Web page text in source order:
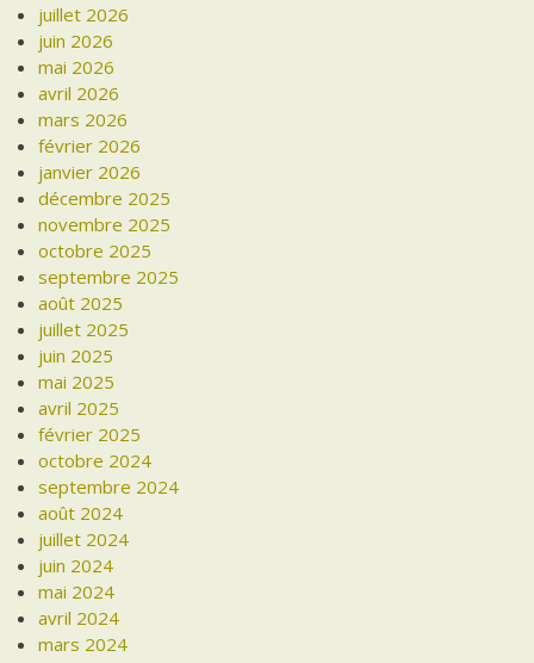
juillet 2026
juin 2026
mai 2026
avril 2026
mars 2026
février 2026
janvier 2026
décembre 2025
novembre 2025
octobre 2025
septembre 2025
août 2025
juillet 2025
juin 2025
mai 2025
avril 2025
février 2025
octobre 2024
septembre 2024
août 2024
juillet 2024
juin 2024
mai 2024
avril 2024
mars 2024